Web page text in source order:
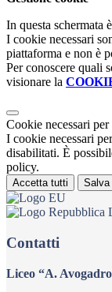
In questa schermata
I cookie necessari
piattaforma e non è
Per conoscere quali
visionare la
Cookie necessari
I cookie necessari
disabilitati. È
policy.
Accetta tutti Salva
Contatti
Liceo “A.